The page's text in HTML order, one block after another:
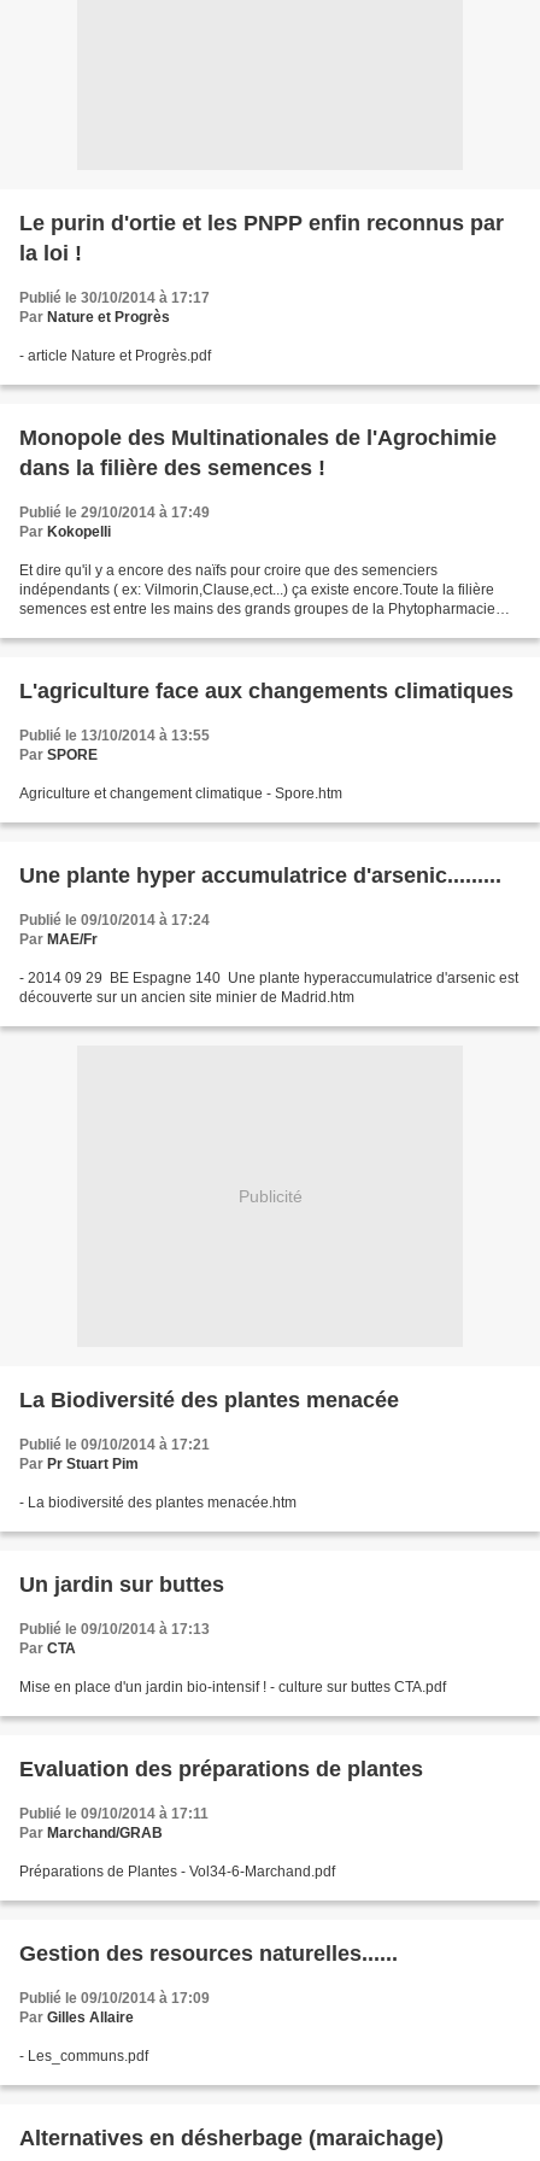
Le purin d'ortie et les PNPP enfin reconnus par
la loi !
Publié le 30/10/2014 à 17:17
Par Nature et Progrès
- article Nature et Progrès.pdf
Monopole des Multinationales de l'Agrochimie
dans la filière des semences !
Publié le 29/10/2014 à 17:49
Par Kokopelli
Et dire qu'il y a encore des naïfs pour croire que des semenciers
indépendants ( ex: Vilmorin,Clause,ect...) ça existe encore.Toute la filière
semences est entre les mains des grands groupes de la Phytopharmacie
L'agriculture face aux changements climatiques
Publié le 13/10/2014 à 13:55
Par SPORE
Agriculture et changement climatique - Spore.htm
Une plante hyper accumulatrice d'arsenic.........
Publié le 09/10/2014 à 17:24
Par MAE/Fr
- 2014 09 29 BE Espagne 140 Une plante hyperaccumulatrice d'arsenic est
découverte sur un ancien site minier de Madrid.htm
Publicité
La Biodiversité des plantes menacée
Publié le 09/10/2014 à 17:21
Par Pr Stuart Pim
- La biodiversité des plantes menacée.htm
Un jardin sur buttes
Publié le 09/10/2014 à 17:13
Par CTA
Mise en place d'un jardin bio-intensif ! - culture sur buttes CTA.pdf
Evaluation des préparations de plantes
Publié le 09/10/2014 à 17:11
Par Marchand/GRAB
Préparations de Plantes - Vol34-6-Marchand.pdf
Gestion des resources naturelles......
Publié le 09/10/2014 à 17:09
Par Gilles Allaire
- Les_communs.pdf
Alternatives en désherbage (maraichage)